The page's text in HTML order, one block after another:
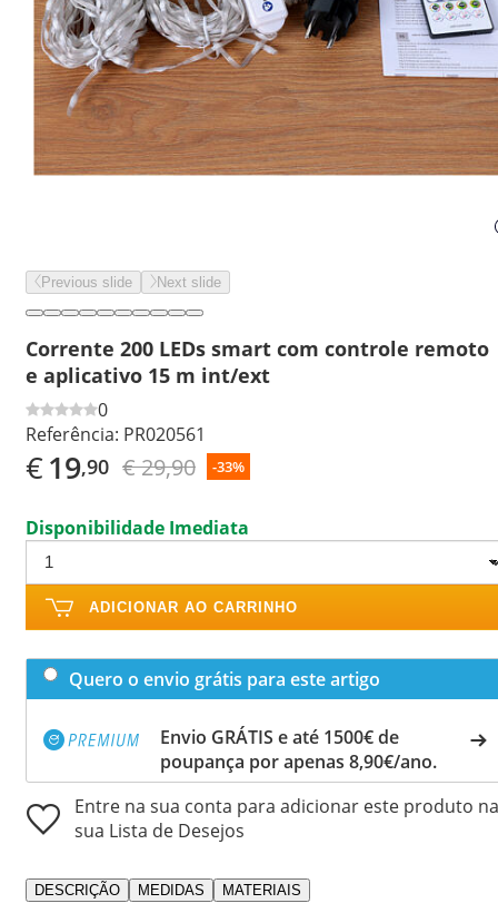
Previous slide Next slide
Corrente 200 LEDs smart com controle remoto
e aplicativo 15 m int/ext
0
Referência: PR020561
€19,90 € 29,90 -33%
Disponibilidade Imediata
ADICIONAR AO CARRINHO
Quero o envio grátis para este artigo
Envio GRÁTIS e até 1500€ de
poupança por apenas 8,90€/ano.
Entre na sua conta para adicionar este produto na
sua Lista de Desejos
DESCRIÇÃO MEDIDAS MATERIAIS